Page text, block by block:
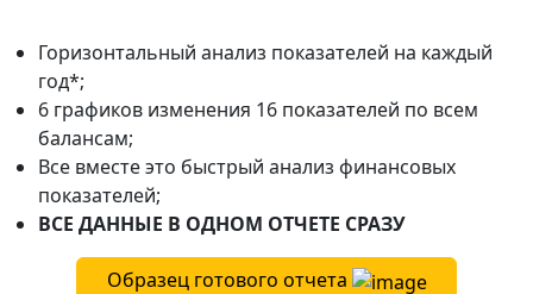
Горизонтальный анализ показателей на каждый
год*;
6 графиков изменения 16 показателей по всем
балансам;
Все вместе это быстрый анализ финансовых
показателей;
ВСЕ ДАННЫЕ В ОДНОМ ОТЧЕТЕ СРАЗУ
Образец готового отчета